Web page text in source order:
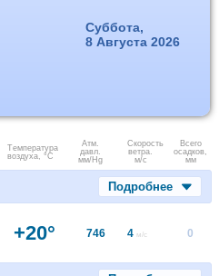
Суббота,
8 Августа 2026
Температура
воздуха, °C
Атм.
давл.
мм/Hg
Скорость
ветра.
м/с
Всего
осадков,
мм
Подробнее
+20° 746 4 м/с 0